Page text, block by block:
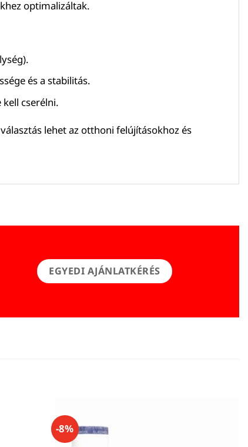
optimalizáltak.
és a stabilitás.
cserélni.
lehet az otthoni felújításokhoz és
EGYEDI AJÁNLATKÉRÉS
-8%